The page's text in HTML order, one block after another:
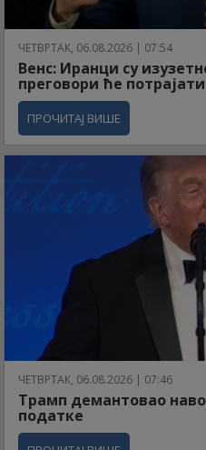
ЧЕТВРТАК, 06.08.2026 | 07:54
Венс: Иранци су
преговори ће потрајати
ПРОЧИТАЈ ВИШЕ
ЧЕТВРТАК, 06.08.2026 | 07:46
Трамп демантовао
податке